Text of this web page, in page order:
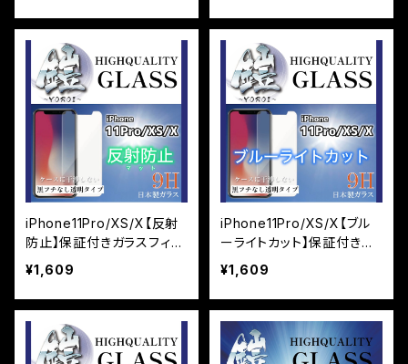
iPhone11Pro/XS/X【反射
防止】保証付きガラスフィル
ム『鎧』平面タイプ
¥1,609
iPhone11Pro/XS/X【ブル
ーライトカット】保証付きガ
ラスフィルム『鎧』平面タイ
¥1,609